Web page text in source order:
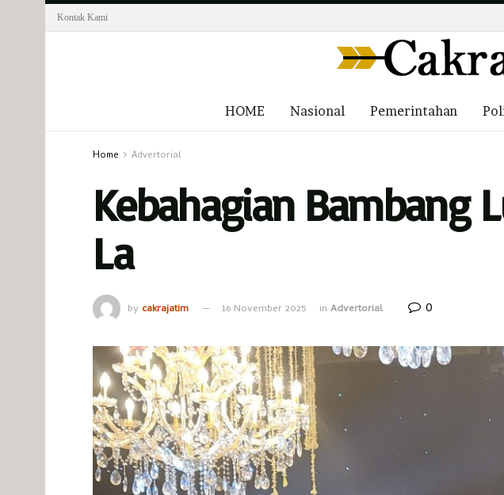
Kontak Kami
HOME Nasional Pemerintahan
Home Advertorial
Kebahagian Bambang
La
by cakrajatim 16 November 2025 in Advertorial 0